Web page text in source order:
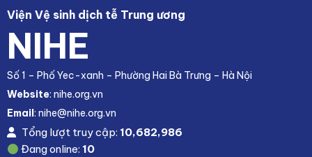
Viện Vệ sinh dịch tễ Trung ương
NIHE
Số 1 – Phố Yec-xanh – Phường Hai Bà Trưng – Hà Nội
Website: nihe.org.vn
Email: nihe@nihe.org.vn
Tổng lượt truy cập: 10,682,986
Đang online: 10